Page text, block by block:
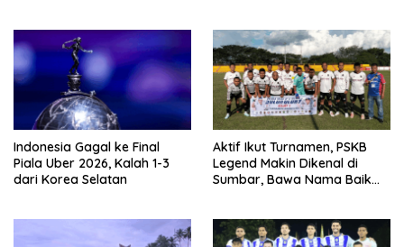
Indonesia Gagal ke Final
Piala Uber 2026, Kalah 1-3
dari Korea Selatan
Aktif Ikut Turnamen, PSKB
Legend Makin Dikenal di
Sumbar, Bawa Nama Baik